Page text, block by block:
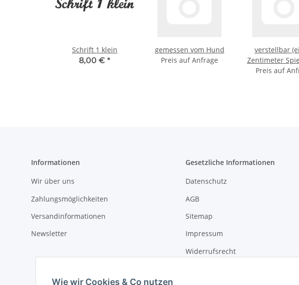
Schrift 1 klein
8,00 € *
gemessen vom Hund
Preis auf Anfrage
verstellbar
Zentimeter
Preis auf
Informationen
Wir über uns
Zahlungsmöglichkeiten
Versandinformationen
Newsletter
Gesetzliche Informationen
Datenschutz
AGB
Sitemap
Impressum
Widerrufsrecht
Wie wir Cookies & Co nutzen